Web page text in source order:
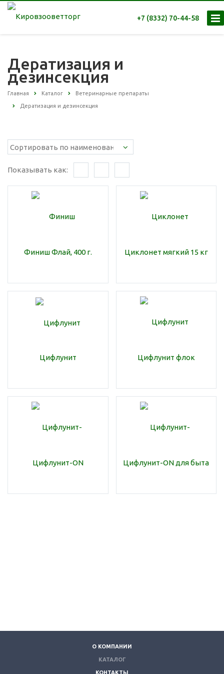
+7 (8332) 70-44-58
Дератизация и
дезинсекция
Главная Каталог Ветеринарные препараты
Дератизация и дезинсекция
Показывать как:
Финиш Флай, 400 г. Циклонет мягкий 15 кг
Цифлунит Цифлунит флок
Цифлунит-ON Цифлунит-ON для быта
О КОМПАНИИ
КАТАЛОГ
КОНТАКТЫ